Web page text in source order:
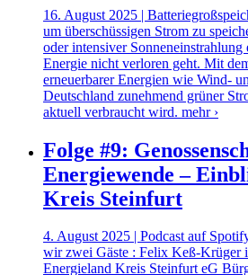
16. August 2025 |
um überschüssigen Strom zu
oder intensiver Sonneneinstrahlung
Energie nicht verloren geht. Mit
erneuerbarer Energien wie Wind-
Deutschland zunehmend grüner
aktuell verbraucht wird. mehr ›
Folge #9:
Energiewende –
Kreis Steinfurt
4. August 2025 | Podcast auf
wir zwei Gäste : Felix Keß-Krüger
Energieland Kreis Steinfurt eG